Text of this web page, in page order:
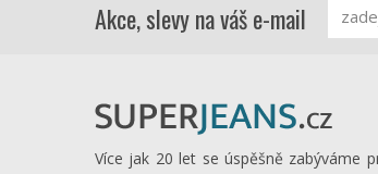
Akce, slevy na váš e-mail
Více jak 20 let se úspěšně zabýváme